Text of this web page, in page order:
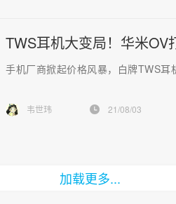
TWS耳机大变局！华米OV
手机厂商掀起价格风暴，白牌TWS耳
韦世玮 21/08/03
加载更多...